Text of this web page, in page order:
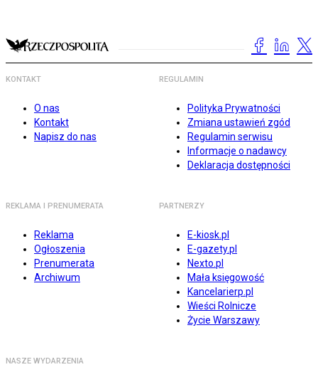
KONTAKT
O nas
Kontakt
Napisz do nas
REGULAMIN
Polityka Prywatności
Zmiana ustawień zgód
Regulamin serwisu
Informacje o nadawcy
Deklaracja dostępności
REKLAMA I PRENUMERATA
Reklama
Ogłoszenia
Prenumerata
Archiwum
PARTNERZY
E-kiosk.pl
E-gazety.pl
Nexto.pl
Mała księgowość
Kancelarierp.pl
Wieści Rolnicze
Życie Warszawy
NASZE WYDARZENIA